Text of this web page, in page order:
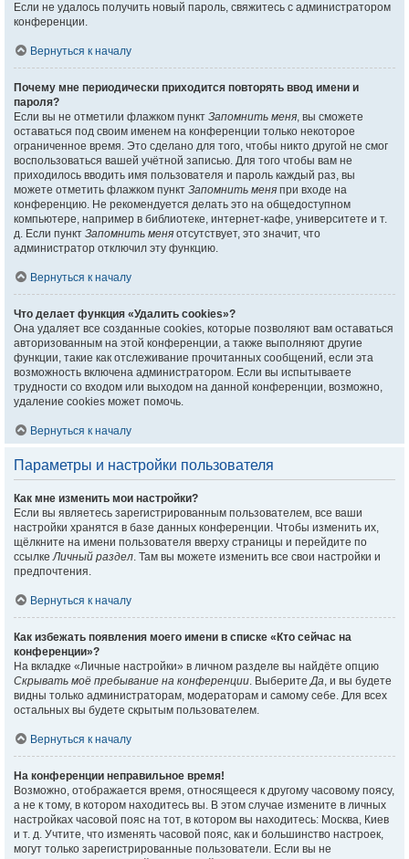
Если не удалось получить новый пароль, свяжитесь с администратором
конференции.
Вернуться к началу
Почему мне периодически приходится повторять ввод имени и
пароля?
Если вы не отметили флажком пункт Запомнить меня, вы сможете
оставаться под своим именем на конференции только некоторое
ограниченное время. Это сделано для того, чтобы никто другой не смог
воспользоваться вашей учётной записью. Для того чтобы вам не
приходилось вводить имя пользователя и пароль каждый раз, вы
можете отметить флажком пункт Запомнить меня при входе на
конференцию. Не рекомендуется делать это на общедоступном
компьютере, например в библиотеке, интернет-кафе, университете и т.
д. Если пункт Запомнить меня отсутствует, это значит, что
администратор отключил эту функцию.
Вернуться к началу
Что делает функция «Удалить cookies»?
Она удаляет все созданные cookies, которые позволяют вам оставаться
авторизованным на этой конференции, а также выполняют другие
функции, такие как отслеживание прочитанных сообщений, если эта
возможность включена администратором. Если вы испытываете
трудности со входом или выходом на данной конференции, возможно,
удаление cookies может помочь.
Вернуться к началу
Параметры и настройки пользователя
Как мне изменить мои настройки?
Если вы являетесь зарегистрированным пользователем, все ваши
настройки хранятся в базе данных конференции. Чтобы изменить их,
щёлкните на имени пользователя вверху страницы и перейдите по
ссылкеЛичный раздел. Там вы можете изменить все свои настройки и
предпочтения.
Вернуться к началу
Как избежать появления моего имени в списке «Кто сейчас на
конференции»?
На вкладке «Личные настройки» в личном разделе вы найдёте опцию
Скрывать моё пребывание на конференции. ВыберитеДа, и вы будете
видны только администраторам, модераторам и самому себе. Для всех
остальных вы будете скрытым пользователем.
Вернуться к началу
На конференции неправильное время!
Возможно, отображается время, относящееся к другому часовому поясу,
а не к тому, в котором находитесь вы. В этом случае измените в личных
настройках часовой пояс на тот, в котором вы находитесь: Москва, Киев
и т. д. Учтите, что изменять часовой пояс, как и большинство настроек,
могут только зарегистрированные пользователи. Если вы не